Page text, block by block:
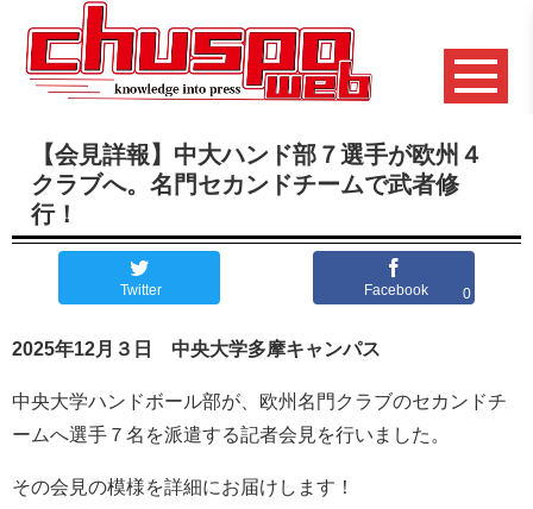
【会見詳報】中大ハンド部７選手が欧州４
クラブへ。名門セカンドチームで武者修
行！
Twitter Facebook 0
2025年12月３日 中央大学多摩キャンパス
中央大学ハンドボール部が、欧州名門クラブのセカンドチ
ームへ選手７名を派遣する記者会見を行いました。
その会見の模様を詳細にお届けします！